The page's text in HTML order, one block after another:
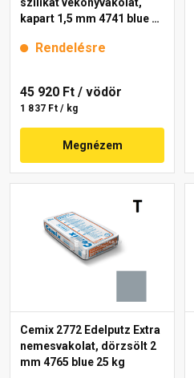
szilikát vékonyvakolat,
kapart 1,5 mm 4741 blue 25
Rendelésre
45 920 Ft / vödör
1 837 Ft / kg
Megnézem
Cemix 2772 Edelputz Extra
nemesvakolat, dörzsölt 2
mm 4765 blue 25 kg